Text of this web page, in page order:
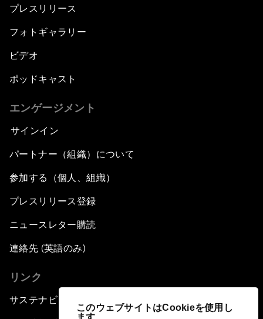
このウェブサイトはCookieを使用し
ます
プレスリリース
フォトギャラリー
ビデオ
ポッドキャスト
エンゲージメント
サインイン
パートナー（組織）について
参加する（個人、組織）
プレスリリース登録
ニュースレター購読
連絡先 (英語のみ)
リンク
サステナビリティへの取り組み